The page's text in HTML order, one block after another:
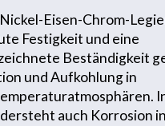
Eisen-Chrom-
Festigkeit und eine
Beständigkeit
und Aufkohlung in
auch Korrosion